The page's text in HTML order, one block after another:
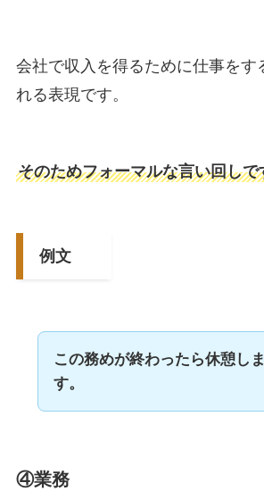
会社で収入を得るために仕事をす
れる表現です。
そのためフォーマルな言い回しで
例文
この務めが終わったら休憩しま
す。
④業務